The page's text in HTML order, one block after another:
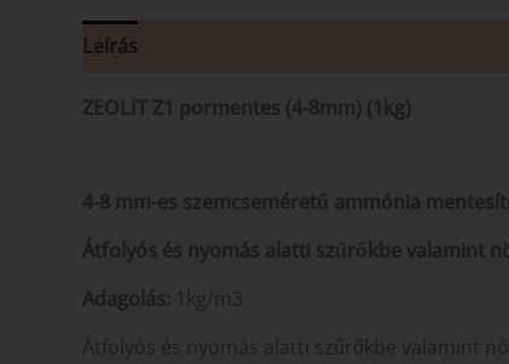
Leírás
ZEOLIT Z1 pormentes (4-8mm) (1kg)
4-8 mm-es szemcseméretű ammónia
Átfolyós és nyomás alatti szűrőkbe valamint
Adagolás: 1kg/m3
Átfolyós és nyomás alatti szűrőkbe valamint